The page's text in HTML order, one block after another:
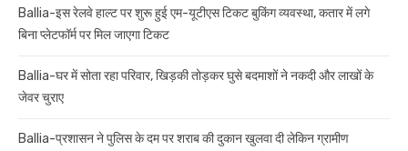
Ballia-इस रेलवे हाल्ट पर शुरू हुई एम-यूटीएस टिकट बुकिंग व्यवस्था, कतार में लगे
बिना प्लेटफॉर्म पर मिल जाएगा टिकट
Ballia-घर में सोता रहा परिवार, खिड़की तोड़कर घुसे बदमाशों ने नकदी और लाखों के
जेवर चुराए
Ballia-प्रशासन ने पुलिस के दम पर शराब की दुकान खुलवा दी लेकिन ग्रामीण